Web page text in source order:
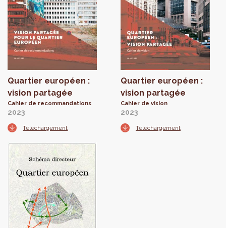
Quartier européen :
vision partagée
Cahier de recommandations
2023
Téléchargement
Quartier européen :
vision partagée
Cahier de vision
2023
Téléchargement